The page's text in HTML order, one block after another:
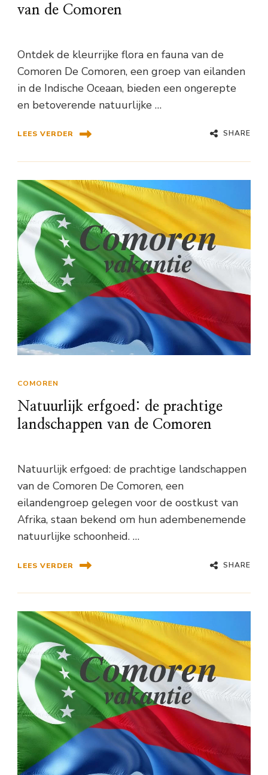
van de Comoren
Ontdek de kleurrijke flora en fauna van de
Comoren De Comoren, een groep van eilanden
in de Indische Oceaan, bieden een ongerepte
en betoverende natuurlijke …
LEES VERDER SHARE
COMOREN
Natuurlijk erfgoed: de prachtige
landschappen van de Comoren
Natuurlijk erfgoed: de prachtige landschappen
van de Comoren De Comoren, een
eilandengroep gelegen voor de oostkust van
Afrika, staan bekend om hun adembenemende
natuurlijke schoonheid. …
LEES VERDER SHARE